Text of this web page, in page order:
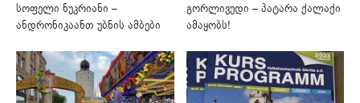
სოფელი ნუკრიანი –
ანდრონიკაანთ უბნის ამბები
გორლივუდი – პატარა ქალაქი
ამაყობს!